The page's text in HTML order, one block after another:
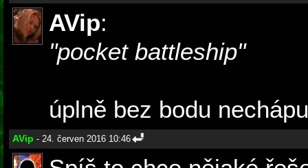
AVip:
"pocket battleship"
úplně bez bodu
AVip - 24. červen 2016 10:46